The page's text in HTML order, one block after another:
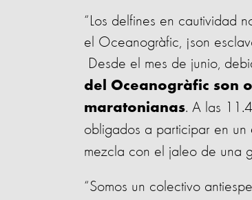
“Los delfines en cautividad
el Oceanogràfic, ¡son
Desde el mes de junio,
del Oceanogràfic son
maratonianas. A las
obligados a participar en un
mezcla con el jaleo de una
“Somos un colectivo